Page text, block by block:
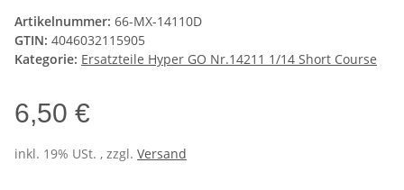
Artikelnummer: 66-MX-14110D
GTIN: 4046032115905
Kategorie: Ersatzteile Hyper GO Nr.14211 1/14 Short Course
6,50 €
inkl. 19% USt. , zzgl. Versand